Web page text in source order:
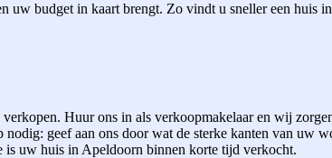
uw budget in kaart brengt. Zo vindt u sneller een huis
Huur ons in als verkoopmakelaar en wij
geef aan ons door wat de sterke kanten van uw
is uw huis in Apeldoorn binnen korte tijd verkocht.